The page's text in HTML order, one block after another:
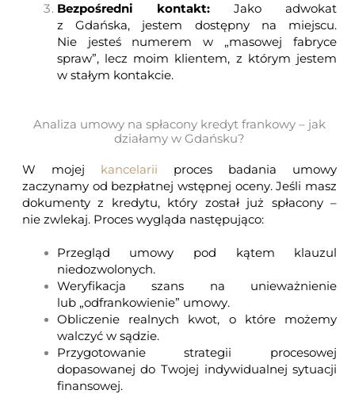
Bezpośredni kontakt:Jako adwokat
z Gdańska, jestem dostępny na miejscu.
Nie jesteś numerem w „masowej fabryce
spraw”, lecz moim klientem, z którym jestem
w stałym kontakcie.
Analiza umowy na spłacony kredyt frankowy – jak
działamy w Gdańsku?
W mojej kancelarii proces badania umowy
zaczynamy od bezpłatnej wstępnej oceny. Jeśli masz
dokumenty z kredytu, który został już spłacony –
nie zwlekaj. Proces wygląda następująco:
Przegląd umowy pod kątem klauzul
niedozwolonych.
Weryfikacja szans na unieważnienie
lub „odfrankowienie” umowy.
Obliczenie realnych kwot, o które możemy
walczyć w sądzie.
Przygotowanie strategii procesowej
dopasowanej do Twojej indywidualnej sytuacji
finansowej.